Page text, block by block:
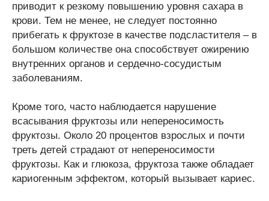
приводит к резкому повышению уровня сахара в
крови. Тем не менее, не следует постоянно
прибегать к фруктозе в качестве подсластителя – в
большом количестве она способствует ожирению
внутренних органов и сердечно-сосудистым
заболеваниям.
Кроме того, часто наблюдается нарушение
всасывания фруктозы или непереносимость
фруктозы. Около 20 процентов взрослых и почти
треть детей страдают от непереносимости
фруктозы. Как и глюкоза, фруктоза также обладает
кариогенным эффектом, который вызывает кариес.